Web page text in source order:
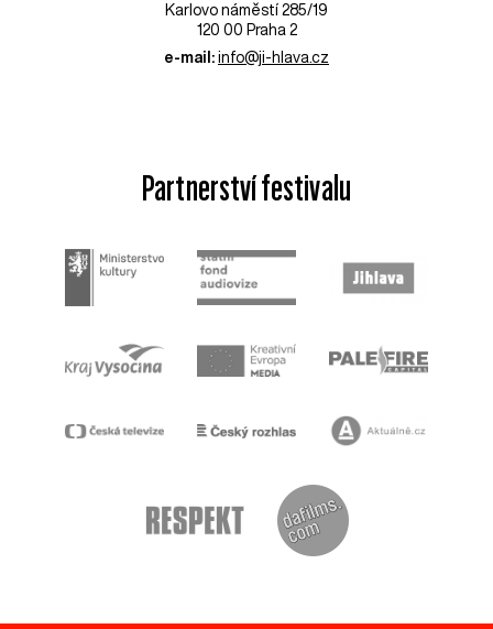
Karlovo náměstí 285/19
120 00 Praha 2
e-mail: info@ji-hlava.cz
Partnerství festivalu